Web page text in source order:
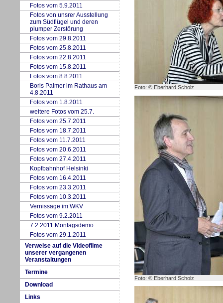
Foto: © Eberhard Scholz
Foto: © Eberhard Scholz
Fotos vom 5.9.2011
Fotos von unsrer Ausstellung
zum Südflügel und deren
plumper Zerstörung
Fotos vom 29.8.2011
Fotos vom 25.8.2011
Fotos vom 22.8.2011
Fotos vom 15.8.2011
Fotos vom 8.8.2011
Boris Palmer im Rathaus am
4.8.2011
Fotos vom 1.8.2011
weitere Fotos vom 25.7.
Fotos vom 25.7.2011
Fotos vom 18.7.2011
Fotos vom 11.7.2011
Fotos vom 20.6.2011
Fotos vom 27.4.2011
Kopfbahnhof Helsinki
Fotos vom 16.4.2011
Fotos vom 23.3.2011
Fotos vom 10.3.2011
Vernissage im WKV
Fotos vom 9.2.2011
7.2.2011 Montagsdemo
Fotos vom 29.1.2011
Verweise auf die Videofilme
unserer vergangenen
Veranstaltungen
Termine
Download
Links